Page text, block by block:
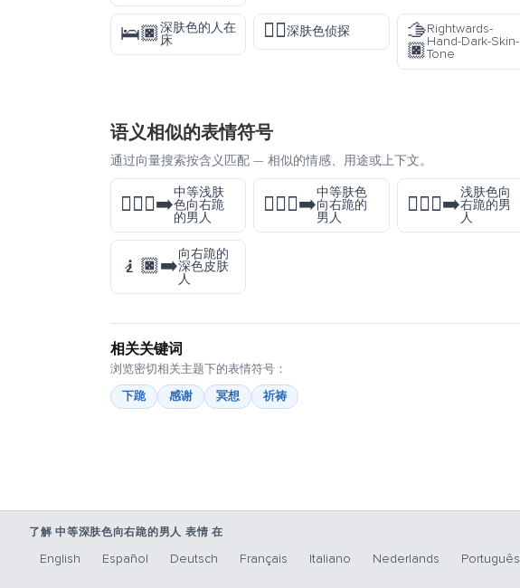
🛌🏿深肤色的人在
床
🕵🏿深肤色侦探
🫱
🏿
Rightwards-
Hand-Dark-Skin-
Tone
语义相似的表情符号
通过向量搜索按含义匹配 — 相似的情感、用途或上下文。
🧎🏼‍♂️‍➡️
中等浅肤
色向右跪
的男人
🧎🏽‍♂️‍➡️
中等肤色
向右跪的
男人
🧎🏻‍♂️‍➡️
浅肤色向
右跪的男
人
🧎🏿‍➡️
向右跪的
深色皮肤
人
相关关键词
浏览密切相关主题下的表情符号：
下跪
感谢 冥想 祈祷
了解 中等深肤色向右跪的男人 表情 在
English Español Deutsch Français Italiano Nederlands Português